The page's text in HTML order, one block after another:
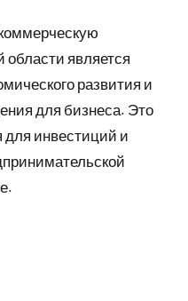
является
развития и
для бизнеса. Это
для инвестиций и